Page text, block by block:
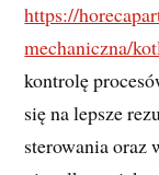
https://
mechaniczna/
kontrolę
się na lepsze
sterowania oraz